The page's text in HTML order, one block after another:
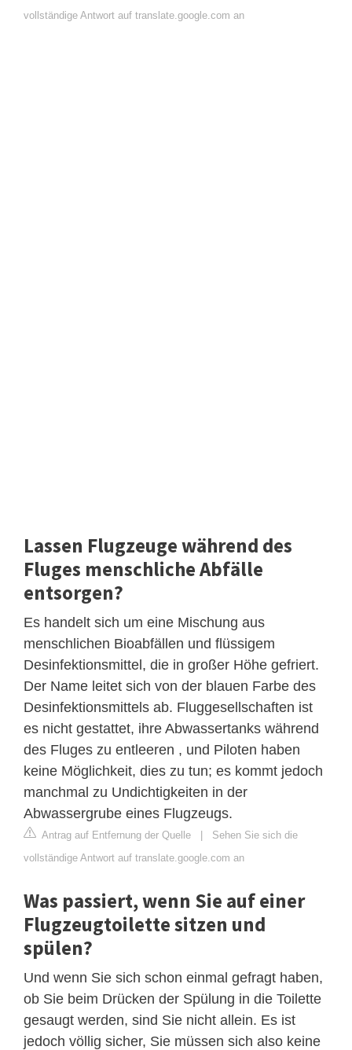
vollständige Antwort auf translate.google.com an
Lassen Flugzeuge während des
Fluges menschliche Abfälle
entsorgen?
Es handelt sich um eine Mischung aus
menschlichen Bioabfällen und flüssigem
Desinfektionsmittel, die in großer Höhe gefriert.
Der Name leitet sich von der blauen Farbe des
Desinfektionsmittels ab. Fluggesellschaften ist
es nicht gestattet, ihre Abwassertanks während
des Fluges zu entleeren , und Piloten haben
keine Möglichkeit, dies zu tun; es kommt jedoch
manchmal zu Undichtigkeiten in der
Abwassergrube eines Flugzeugs.
Antrag auf Entfernung der Quelle | Sehen Sie sich die
vollständige Antwort auf translate.google.com an
Was passiert, wenn Sie auf einer
Flugzeugtoilette sitzen und
spülen?
Und wenn Sie sich schon einmal gefragt haben,
ob Sie beim Drücken der Spülung in die Toilette
gesaugt werden, sind Sie nicht allein. Es ist
jedoch völlig sicher, Sie müssen sich also keine